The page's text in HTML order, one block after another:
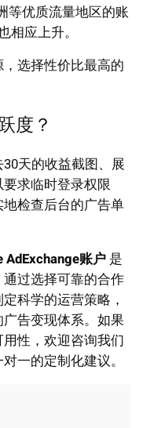
等优质流量地区的账
相应上升。
选择性价比最高的
度？
天的收益截图、展
求临时登录权限
地检查后台的广告单
AdExchange账户 是
过选择可靠的合作
科学的运营策略，
告变现体系。如果
性，欢迎咨询我们
一的定制化建议。